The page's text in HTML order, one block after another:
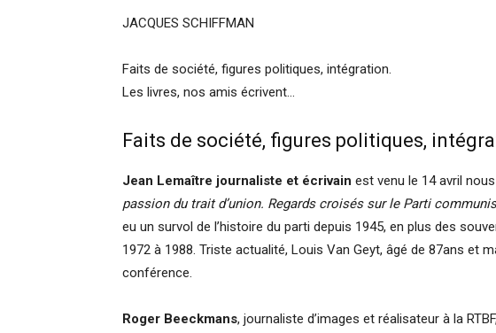
JACQUES SCHIFFMAN
Faits de société, figures politiques, intégration.
Les livres, nos amis écrivent…
Faits de société, figures politiques,
Jean Lemaître journaliste et écrivain est venu le 14 avril
passion du trait d’union. Regards croisés sur le Parti
eu un survol de l’histoire du parti depuis 1945, en plus des
1972 à 1988. Triste actualité, Louis Van Geyt, âgé de 87ans et
conférence.
Roger Beeckmans, journaliste d’images et réalisateur à la